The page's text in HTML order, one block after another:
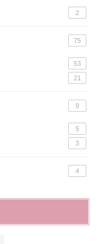
2
75
53
21
9
5
3
4